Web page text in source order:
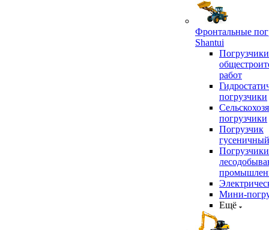
Фронтальные
Shantui
работ
погрузчики
погрузчики
Погрузчик
гусеничный
Мини-
Ещё